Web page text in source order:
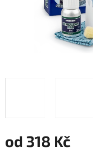
od 318 Kč